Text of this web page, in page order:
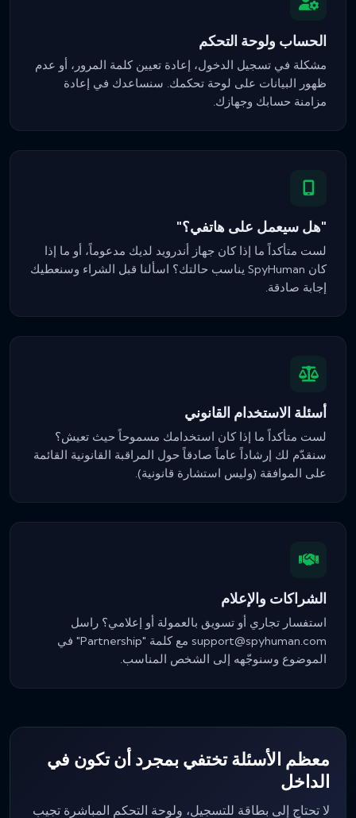
الحساب ولوحة التحكم
مشكلة في تسجيل الدخول، إعادة تعيين كلمة المرور، أو عدم
ظهور البيانات على لوحة تحكمك. سنساعدك في إعادة
مزامنة حسابك وجهازك.
"هل سيعمل على هاتفي؟"
لست متأكداً ما إذا كان جهاز أندرويد لديك مدعوماً، أو ما إذا
كان SpyHuman يناسب حالتك؟ اسألنا قبل الشراء وسنعطيك
إجابة صادقة.
أسئلة الاستخدام القانوني
لست متأكداً ما إذا كان استخدامك مسموحاً حيث تعيش؟
سنقدّم لك إرشاداً عاماً صادقاً حول المراقبة القانونية القائمة
على الموافقة (وليس استشارة قانونية).
الشراكات والإعلام
استفسار تجاري أو تسويق بالعمولة أو إعلامي؟ راسل
support@spyhuman.com
مع كلمة "Partnership" في
الموضوع وسنوجّهه إلى الشخص المناسب.
معظم الأسئلة تختفي بمجرد أن تكون في
الداخل
لا تحتاج إلى بطاقة للتسجيل، ولوحة التحكم المباشرة تجيب